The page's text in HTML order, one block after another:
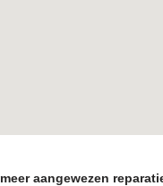
meer aangewezen